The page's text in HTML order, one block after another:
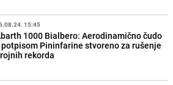
15:45
1000 Bialbero: Aerodinamično čudo
potpisom Pininfarine stvoreno za rušenje
rekorda